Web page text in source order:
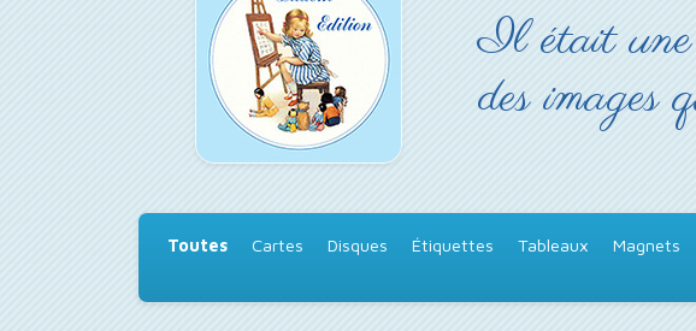
Il était une
des images
Toutes Cartes Disques Étiquettes Tableaux Magnets